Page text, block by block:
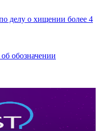
делу о хищении более 4
обозначении